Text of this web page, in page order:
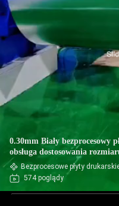
0.30mm Biały bezprocesowy
obsługa dostosowania
Bezprocesowe płyty
574 poglądy